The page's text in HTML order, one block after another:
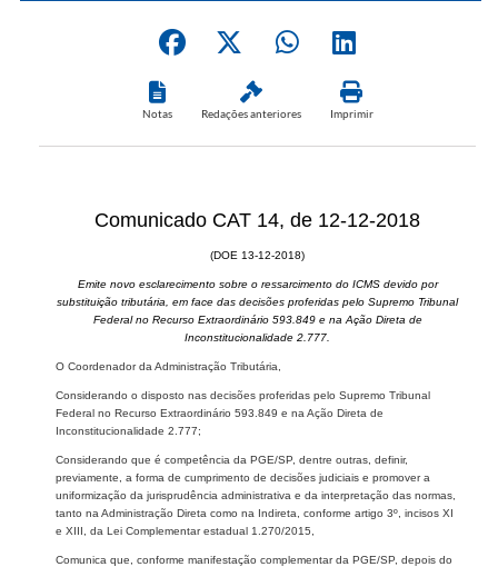
Notas Redações anteriores Imprimir
Comunicado CAT 14, de 12-12-2018
(DOE 13-12-2018)
Emite novo esclarecimento sobre o ressarcimento do ICMS devido por
substituição tributária, em face das decisões proferidas pelo Supremo Tribunal
Federal no Recurso Extraordinário 593.849 e na Ação Direta de
Inconstitucionalidade 2.777.
O Coordenador da Administração Tributária,
Considerando o disposto nas decisões proferidas pelo Supremo Tribunal
Federal no Recurso Extraordinário 593.849 e na Ação Direta de
Inconstitucionalidade 2.777;
Considerando que é competência da PGE/SP, dentre outras, definir,
previamente, a forma de cumprimento de decisões judiciais e promover a
uniformização da jurisprudência administrativa e da interpretação das normas,
tanto na Administração Direta como na Indireta, conforme artigo 3º, incisos XI
e XIII, da Lei Complementar estadual 1.270/2015,
Comunica que, conforme manifestação complementar da PGE/SP, depois do